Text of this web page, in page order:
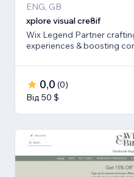
ENG, GB
xplore visual cre8if
Wix Legend Partner
experiences & boosting
0,0 (0)
Від 50 $